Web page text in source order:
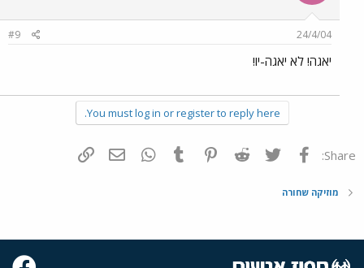
24/4/04
#9
יאגה! לא יאגה-יו!
You must log in or register to reply here.
Share: פייסבוק Twitter
Reddit
Pinterest
Tumblr
WhatsAppדואר אלקטרוני
מוזיקה שחורה